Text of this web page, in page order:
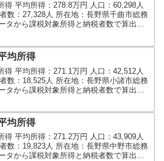
得 平均所得：278.8万円 人口：60,298人
数：27,328人 所在地：長野県千曲市総務
タから課税対象所得と納税者数で算出し
均所得
得 平均所得：271.1万円 人口：42,512人
数：18,525人 所在地：長野県小諸市総務
タから課税対象所得と納税者数で算出し
均所得
得 平均所得：271.2万円 人口：43,909人
数：19,823人 所在地：長野県中野市総務
タから課税対象所得と納税者数で算出し